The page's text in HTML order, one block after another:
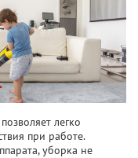
легко
при работе.
уборка не